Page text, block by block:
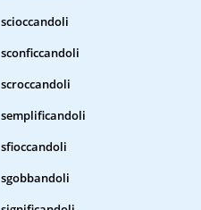
scioccandoli
sconficcandoli
scroccandoli
semplificandoli
sfioccandoli
sgobbandoli